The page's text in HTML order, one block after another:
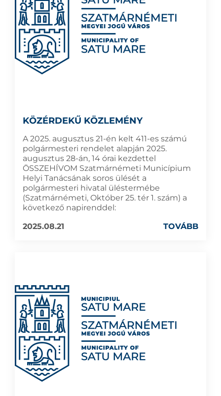
KÖZÉRDEKŰ KÖZLEMÉNY
A 2025. augusztus 21-én kelt 411-es számú
polgármesteri rendelet alapján 2025.
augusztus 28-án, 14 órai kezdettel
ÖSSZEHÍVOM Szatmárnémeti Municípium
Helyi Tanácsának soros ülését a
polgármesteri hivatal üléstermébe
(Szatmárnémeti, Október 25. tér 1. szám) a
következő napirenddel:
2025.08.21
TOVÁBB